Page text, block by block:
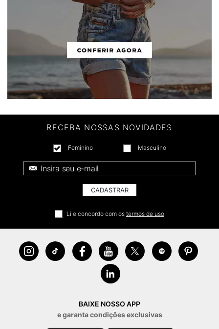
RECEBA NOSSAS NOVIDADES
Feminino Masculino
CADASTRAR
Li e concordo com os termos de uso
BAIXE NOSSO APP
e garanta condições exclusivas